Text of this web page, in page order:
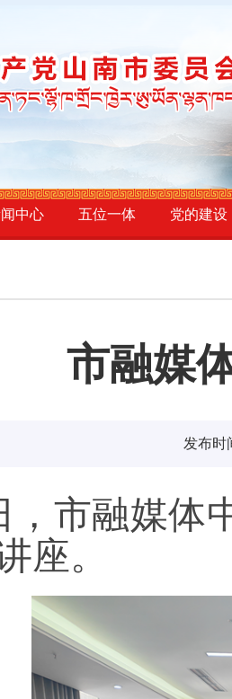
中心 五位一体 党的建设
市融媒
发布时
，市融媒体
座。